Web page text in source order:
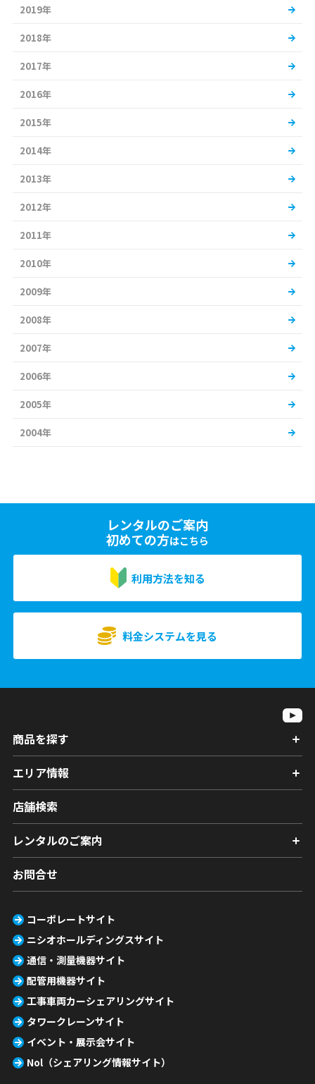
2019年
2018年
2017年
2016年
2015年
2014年
2013年
2012年
2011年
2010年
2009年
2008年
2007年
2006年
2005年
2004年
レンタルのご案内
初めての方はこちら
利用方法を知る
料金システムを見る
商品を探す
エリア情報
店舗検索
レンタルのご案内
お問合せ
コーポレートサイト
ニシオホールディングスサイト
通信・測量機器サイト
配管用機器サイト
工事車両カーシェアリングサイト
タワークレーンサイト
イベント・展示会サイト
Nol（シェアリング情報サイト）